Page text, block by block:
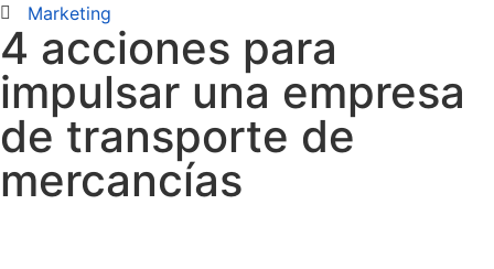
Marketing
4 acciones para
impulsar una empresa
de transporte de
mercancías